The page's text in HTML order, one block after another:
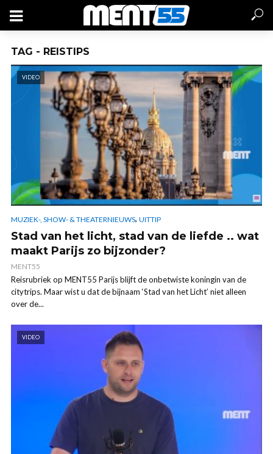
TAG - REISTIPS
VIDEO
MUZIEK-, SHOW- & THEATERNIEUWS, UITTIP
Stad van het licht, stad van de liefde .. wat
maakt Parijs zo bijzonder?
MENT55
Reisrubriek op MENT55 Parijs blijft de onbetwiste koningin van de
citytrips. Maar wist u dat de bijnaam ‘Stad van het Licht’ niet alleen
over de...
VIDEO